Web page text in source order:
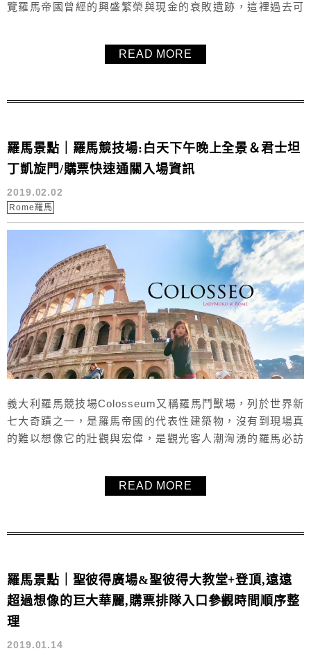
覽羅馬帝國曾經的興盛繁榮與現金的衰敗遺跡，這裡過去可
天的時間剛剛好，吃飽飯後再繼續欣賞。分享KKday購票資
READ MORE
羅馬景點｜羅馬競技場:白天下午晚上全景＆君士坦
丁凱旋門/購票快速通關入場資訊
2019.02.02
Rome羅馬
義大利羅馬競技場Colosseum又稱羅馬鬥獸場，列於世界新
七大奇蹟之一，是羅馬帝國的代表性建築物，沒有到現場真
的難以想像它的壯觀與宏偉，是觀光客人潮洶湧的羅馬必訪
用水取用，本文也分享詳細的換票處、排隊入口處在哪。
READ MORE
羅馬景點｜聖彼得廣場&聖彼得大教堂+登頂,遠遠
超過想像的巨大華麗,購票排隊入口參觀時間順序整
理
2019.01.14